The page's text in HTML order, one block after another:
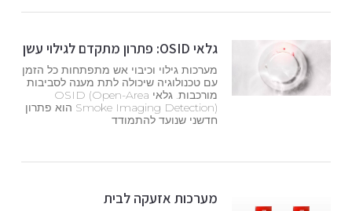
גלאי OSID: פתרון מתקדם לגילוי עשן
מערכות גילוי וכיבוי אש מתפתחות כל הזמן
עם טכנולוגיה שיכולה לתת מענה לסביבות
מורכבות. גלאי OSID (Open-Area
Smoke Imaging Detection) הוא פתרון
חדשני שנועד להתמודד
מערכות אזעקה לבית